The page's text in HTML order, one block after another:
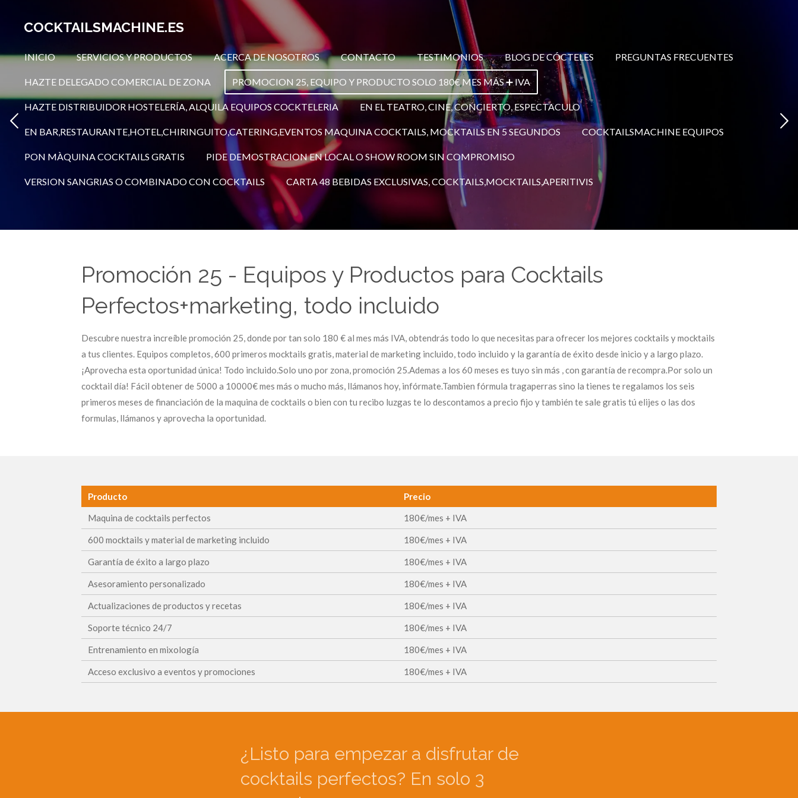
principal
COCKTAILSMACHINE.ES
INICIO SERVICIOS Y PRODUCTOS ACERCA DE NOSOTROS CONTACTO TESTIMONIOS BLOG DE CÓCTELES PREGUNTAS FRECUENTES
HAZTE DELEGADO COMERCIAL DE ZONA PROMOCION 25, EQUIPO Y PRODUCTO SOLO 180€ MES MÁS ➕ IVA
HAZTE DISTRIBUIDOR HOSTELERÍA, ALQUILA EQUIPOS COCKTELERIA EN EL TEATRO, CINE, CONCIERTO, ESPECTACULO
EN BAR,RESTAURANTE,HOTEL,CHIRINGUITO,CATERING,EVENTOS MAQUINA COCKTAILS, MOCKTAILS EN 5 SEGUNDOS COCKTAILSMACHINE EQUIPOS
PON MÀQUINA COCKTAILS GRATIS PIDE DEMOSTRACION EN LOCAL O SHOW ROOM SIN COMPROMISO
VERSION SANGRIAS O COMBINADO CON COCKTAILS CARTA 48 BEBIDAS EXCLUSIVAS, COCKTAILS,MOCKTAILS,APERITIVIS
Promoción 25 - Equipos y Productos para Cocktails
Perfectos+marketing, todo incluido
Descubre nuestra increíble promoción 25, donde por tan solo 180 € al mes más IVA, obtendrás todo lo que necesitas para ofrecer los mejores cocktails y mocktails
a tus clientes. Equipos completos, 600 primeros mocktails gratis, material de marketing incluido, todo incluido y la garantía de éxito desde inicio y a largo plazo.
¡Aprovecha esta oportunidad única! Todo incluido.Solo uno por zona, promoción 25.Ademas a los 60 meses es tuyo sin más , con garantía de recompra.Por solo un
cocktail día! Fácil obtener de 5000 a 10000€ mes más o mucho más, llámanos hoy, infórmate.Tambien fórmula tragaperras sino la tienes te regalamos los seis
primeros meses de financiación de la maquina de cocktails o bien con tu recibo luzgas te lo descontamos a precio fijo y también te sale gratis tú elijes o las dos
formulas, llámanos y aprovecha la oportunidad.
Producto
Precio
Maquina de cocktails perfectos
180€/mes + IVA
600 mocktails y material de marketing incluido 180€/mes + IVA
Garantía de éxito a largo plazo 180€/mes + IVA
Asesoramiento personalizado 180€/mes + IVA
Actualizaciones de productos y recetas 180€/mes + IVA
Soporte técnico 24/7 180€/mes + IVA
Entrenamiento en mixología 180€/mes + IVA
Acceso exclusivo a eventos y promociones 180€/mes + IVA
¿Listo para empezar a disfrutar de
cocktails perfectos? En solo 3